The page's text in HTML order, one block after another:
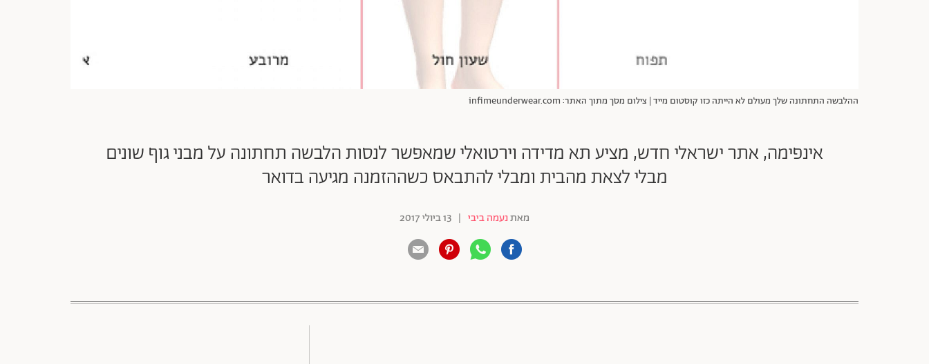
ההלבשה התחתונה שלך מעולם לא הייתה כזו קוסטום מייד | צילום מסך מתוך האתר: infimeunderwear.com
אינפימה, אתר ישראלי חדש, מציע תא מדידה וירטואלי שמאפשר לנסות הלבשה תחתונה על מבני גוף שונים
מבלי לצאת מהבית ומבלי להתבאס כשההזמנה מגיעה בדואר
מאתנעמה ביבי | 13 ביולי 2017